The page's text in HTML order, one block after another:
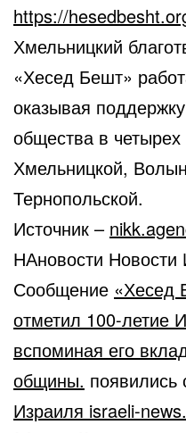
https://
Хмельницкий
«Хесед Бешт»
оказывая
общества в
Хмельницкой,
Тернопольской.
Источник –
НАновости
Сообщение «Хесед
отметил 100-летие
вспоминая его
общины. появились
Израиля israeli-